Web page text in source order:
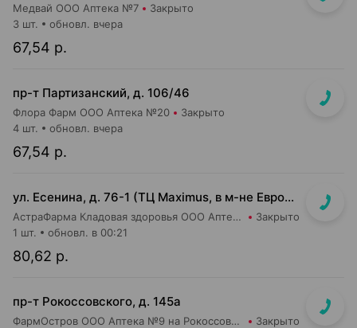
Медвай ООО Аптека №7 Закрыто
67,54 р.
3 шт. обновл. вчера
пр-т Партизанский, д. 106/46
Флора Фарм ООО Аптека №20 Закрыто
67,54 р.
4 шт. обновл. вчера
ул. Есенина, д. 76-1 (ТЦ Maximus, в м-не Евроопт Super)
АстраФарма Кладовая здоровья ООО Аптека №9 Закрыто
80,62 р.
1 шт. обновл. в 00:21
пр-т Рокоссовского, д. 145а
ФармОстров ООО Аптека №9 на Рокоссовского Закрыто